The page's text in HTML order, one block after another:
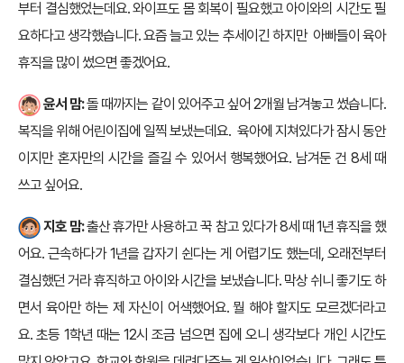
부터 결심했었는데요. 와이프도 몸 회복이 필요했고 아이와의 시간도 필
요하다고 생각했습니다. 요즘 늘고 있는 추세이긴 하지만 아빠들이 육아
휴직을 많이 썼으면 좋겠어요.
윤서 맘:돌 때까지는 같이 있어주고 싶어 2개월 남겨놓고 썼습니다.
복직을 위해 어린이집에 일찍 보냈는데요. 육아에 지쳐있다가 잠시 동안
이지만 혼자만의 시간을 즐길 수 있어서 행복했어요. 남겨둔 건 8세 때
쓰고 싶어요.
지호 맘:출산 휴가만 사용하고 꾹 참고 있다가 8세 때 1년 휴직을 했
어요. 근속하다가 1년을 갑자기 쉰다는 게 어렵기도 했는데, 오래전부터
결심했던 거라 휴직하고 아이와 시간을 보냈습니다. 막상 쉬니 좋기도 하
면서 육아만 하는 제 자신이 어색했어요. 뭘 해야 할지도 모르겠더라고
요. 초등 1학년 때는 12시 조금 넘으면 집에 오니 생각보다 개인 시간도